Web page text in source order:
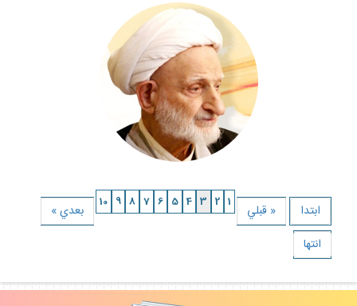
ابتدا « قبلي 1
2
3
4
5
6
7
8
9
10
بعدي »
انتها